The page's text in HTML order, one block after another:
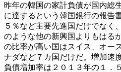
昨年の韓国の家計負債が国内総
に達するという韓国銀行の報告
５％など主要先進国だけでなく
のような他の新興国よりもはる
の比率が高い国はスイス、オー
ナダなど７カ国だけだ。増加速
負債増加率は２０１３年の１．